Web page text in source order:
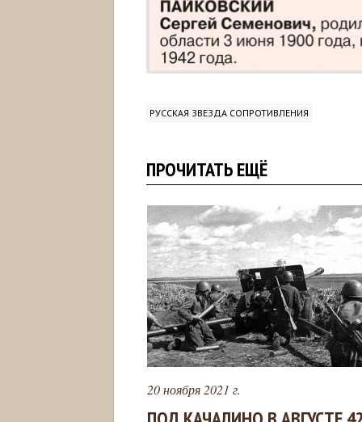
РУССКАЯ ЗВЕЗДА СОПРОТИВЛЕНИЯ
ПРОЧИТАТЬ ЕЩЁ
20 ноября 2021 г.